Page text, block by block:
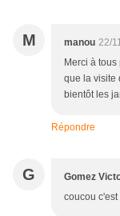
M manou 22/
Merci à
que la visite
bientôt les
Répondre
G Gomez
coucou